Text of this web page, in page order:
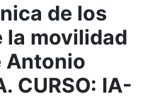
de los
la movilidad
Antonio
CURSO: IA-